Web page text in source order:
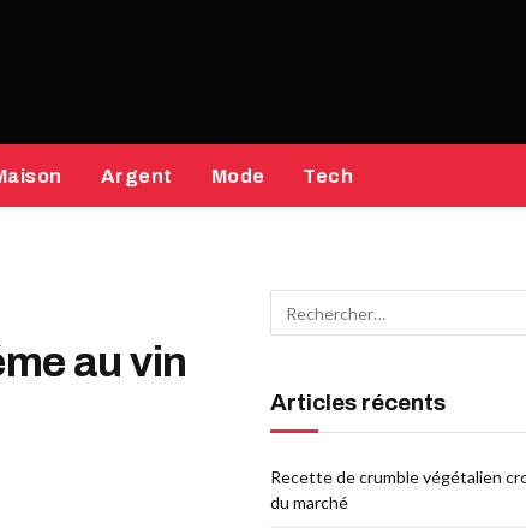
Argent Mode Tech
au vin
Articles récents
Recette de crumble végétalien
du marché